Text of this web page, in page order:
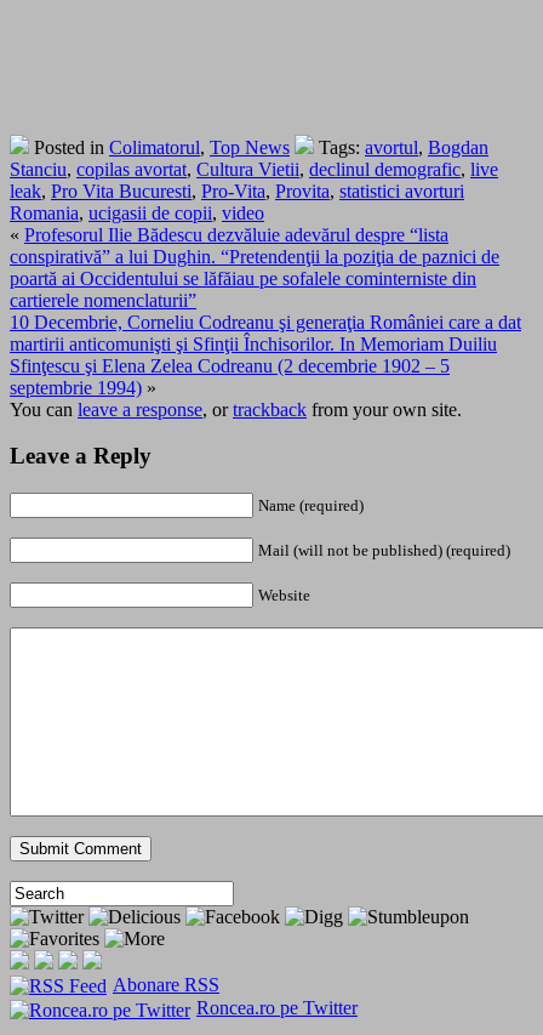
Posted in Colimatorul, Top News Tags: avortul, Bogdan
Stanciu, copilas avortat, Cultura Vietii, declinul demografic, live
leak, Pro Vita Bucuresti, Pro-Vita, Provita, statistici avorturi
Romania, ucigasii de copii, video
« Profesorul Ilie Bădescu dezvăluie adevărul despre “lista
conspirativă” a lui Dughin. “Pretendenţii la poziţia de paznici de
poartă ai Occidentului se lăfăiau pe sofalele cominterniste din
cartierele nomenclaturii”
10 Decembrie, Corneliu Codreanu şi generaţia României care a dat
martirii anticomunişti şi Sfinţii Închisorilor. In Memoriam Duiliu
Sfinţescu şi Elena Zelea Codreanu (2 decembrie 1902 – 5
septembrie 1994) »
You can leave a response, ortrackback from your own site.
Leave a Reply
Name (required)
Mail (will not be published) (required)
Website
Abonare RSS
Roncea.ro pe Twitter